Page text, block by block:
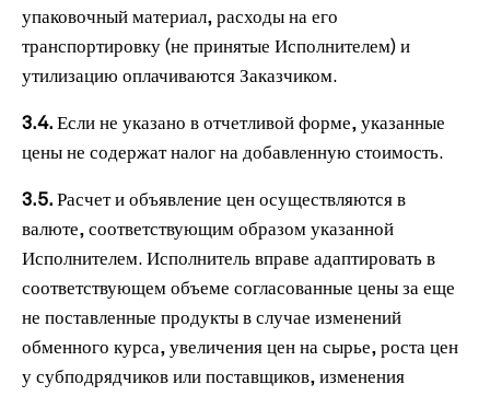
упаковочный материал, расходы на его
транспортировку (не принятые Исполнителем) и
утилизацию оплачиваются Заказчиком.
3.4. Если не указано в отчетливой форме, указанные
цены не содержат налог на добавленную стоимость.
3.5. Расчет и объявление цен осуществляются в
валюте, соответствующим образом указанной
Исполнителем. Исполнитель вправе адаптировать в
соответствующем объеме согласованные цены за еще
не поставленные продукты в случае изменений
обменного курса, увеличения цен на сырье, роста цен
у субподрядчиков или поставщиков, изменения